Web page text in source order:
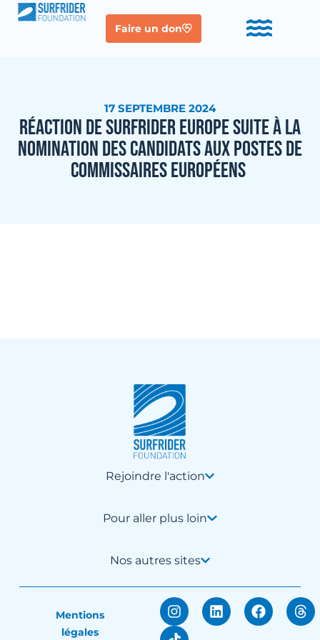
Faire un don
17 SEPTEMBRE 2024
RÉACTION DE SURFRIDER EUROPE SUITE À LA
NOMINATION DES CANDIDATS AUX POSTES DE
COMMISSAIRES EUROPÉENS
Rejoindre l'action
Pour aller plus loin
Nos autres sites
Mentions
légales